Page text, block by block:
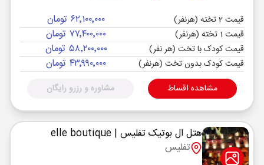
قیمت 2 تخته (هرنفر) ۶۲٬۱۰۰٬۰۰۰ تومان
قیمت 1 تخته (هرنفر) ۷۷٬۴۰۰٬۰۰۰ تومان
قیمت کودک با تخت (هر نفر) ۵۸٬۲۰۰٬۰۰۰ تومان
قیمت کودک بدون تخت (هرنفر) ۴۳٬۹۹۰٬۰۰۰ تومان
مشاهده اقساط مشاوره و رزرو رایگان
هتل ال بوتیک تفلیس | elle boutique
تفلیس